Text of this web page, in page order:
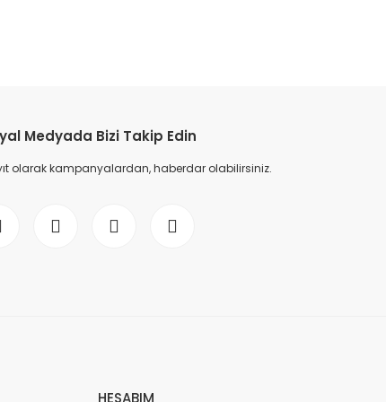
Medyada Bizi Takip Edin
olarak kampanyalardan, haberdar olabilirsiniz.
HESABIM